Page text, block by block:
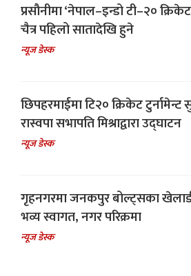
प्रसौनीमा ‘नेपाल–इन्डो टी–२०
चैत्र पहिलो सातादेखि हुने
न्यूज डेस्क
छिपहरमाईमा टि२० क्रिकेट टुर्नामेन्ट
रास्वपा सभापति मिश्राद्वारा उद्घाटन
न्यूज डेस्क
गृहनगरमा जनकपुर बोल्ट्सका
भव्य स्वागत, नगर परिक्रमा
न्यूज डेस्क